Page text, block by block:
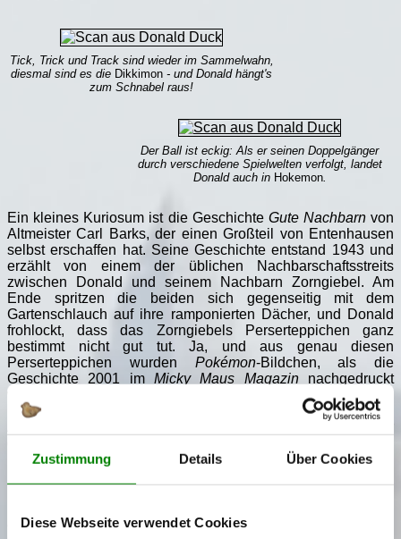
Zustimmung Details Über Cookies
Diese Webseite verwendet Cookies
Tick, Trick und Track sind wieder im Sammelwahn,
diesmal sind es die Dikkimon - und Donald hängt's
zum Schnabel raus!
Der Ball ist eckig: Als er seinen Doppelgänger
durch verschiedene Spielwelten verfolgt, landet
Donald auch in Hokemon.
Ein kleines Kuriosum ist die Geschichte Gute Nachbarnvon
Altmeister Carl Barks, der einen Großteil von Entenhausen
selbst erschaffen hat. Seine Geschichte entstand 1943 und
erzählt von einem der üblichen Nachbarschaftsstreits
zwischen Donald und seinem Nachbarn Zorngiebel. Am
Ende spritzen die beiden sich gegenseitig mit dem
Gartenschlauch auf ihre ramponierten Dächer, und Donald
frohlockt, dass das Zorngiebels Perserteppichen ganz
bestimmt nicht gut tut. Ja, und aus genau diesen
Perserteppichen wurden Pokémon-Bildchen, als die
Geschichte 2001 im Micky Maus Magazinnachgedruckt
wurde. Da die Teppiche nicht im Bild zu sehen sind, sondern
nur erwähnt werden, konnte sich der Verlag diese textliche
Perserteppiche, und somit auch deren Verlust ein umso
Duck Tales (2017): In der Episode